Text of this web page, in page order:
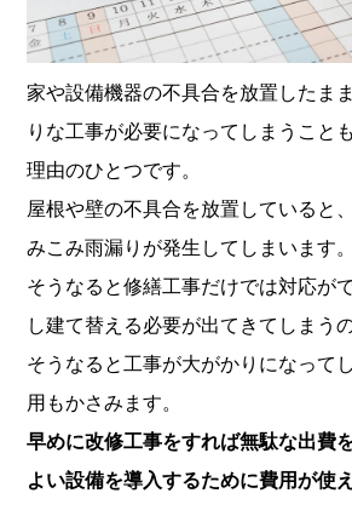
家や設備機器の不具合を放置したま
りな工事が必要になってしまうこと
理由のひとつです。
屋根や壁の不具合を放置していると
みこみ雨漏りが発生してしまいます。
そうなると修繕工事だけでは対応が
し建て替える必要が出てきてしまうの
そうなると工事が大がかりになって
用もかさみます。
早めに改修工事をすれば無駄な出費
よい設備を導入するために費用が使